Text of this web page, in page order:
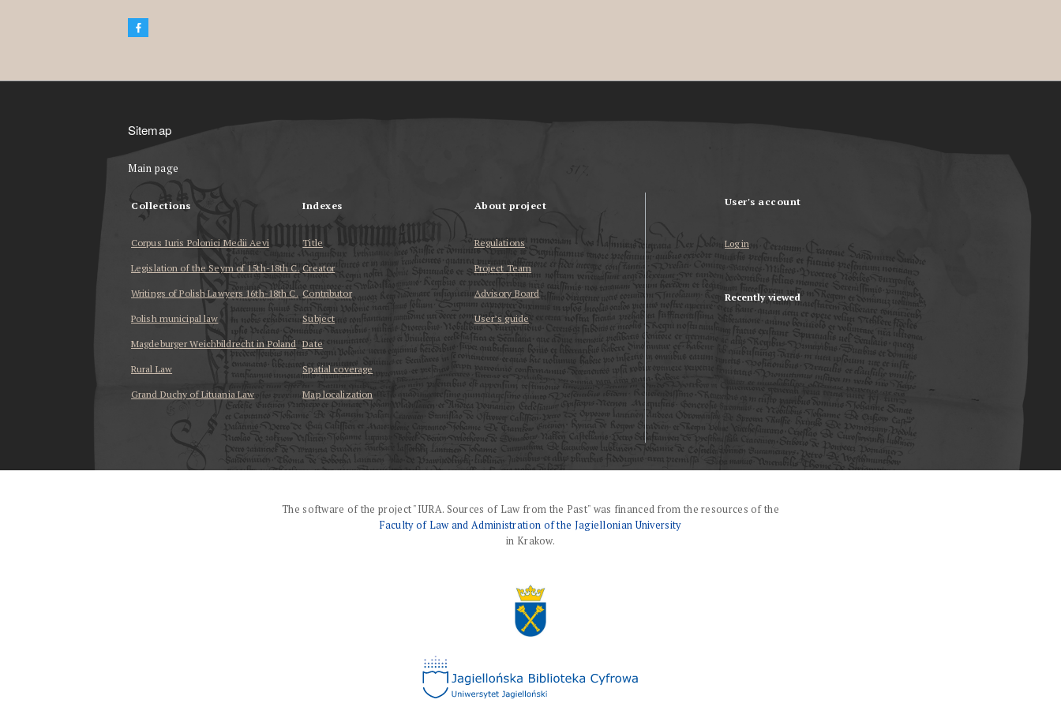
Sitemap
Main page
Collections
Corpus Iuris Polonici Medii Aevi
Legislation of the Seym of 15th-18th C.
Writings of Polish Lawyers 16th-18th C.
Polish municipal law
Magdeburger Weichbildrecht in Poland
Rural Law
Grand Duchy of Lituania Law
Indexes
Title
Creator
Contributor
Subject
Date
Spatial coverage
Map localization
About project
Regulations
Project Team
Advisory Board
User’s guide
User's account
Log in
Recently viewed
The software of the project "IURA. Sources of Law from the Past" was financed from the resources of the
Faculty of Law and Administration of the Jagiellonian University
in Krakow.